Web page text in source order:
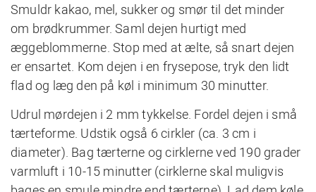
Smuldr kakao, mel, sukker og smør til det minder
om brødkrummer. Saml dejen hurtigt med
æggeblommerne. Stop med at ælte, så snart dejen
er ensartet. Kom dejen i en frysepose, tryk den lidt
flad og læg den på køl i minimum 30 minutter.
Udrul mørdejen i 2 mm tykkelse. Fordel dejen i små
tærteforme. Udstik også 6 cirkler (ca. 3 cm i
diameter). Bag tærterne og cirklerne ved 190 grader
varmluft i 10-15 minutter (cirklerne skal muligvis